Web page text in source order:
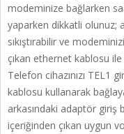
modeminize bağlarken
yaparken dikkatli olunuz;
sıkıştırabilir ve
çıkan ethernet kablosu ile
Telefon cihazınızı TEL1
kablosu kullanarak
arkasındaki adaptör giriş
içeriğinden çıkan uygun